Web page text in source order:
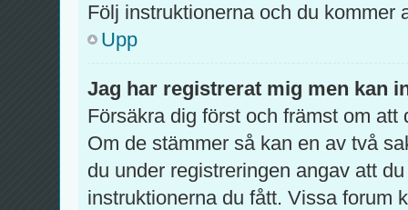
Följ instruktionerna och du kommer
Upp
Jag har registrerat mig men kan
Försäkra dig först och främst om
Om de stämmer så kan en av två
du under registreringen angav att
instruktionerna du fått. Vissa forum